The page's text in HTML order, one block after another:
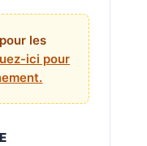
les
ici pour